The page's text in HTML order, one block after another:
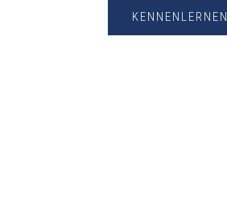
KENNENLERNEN